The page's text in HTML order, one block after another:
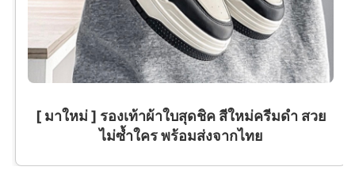
[ มาใหม่ ] รองเท้าผ้าใบสุดชิค สีใหม่ครีมดำ สวย
ไม่ซ้ำใคร พร้อมส่งจากไทย